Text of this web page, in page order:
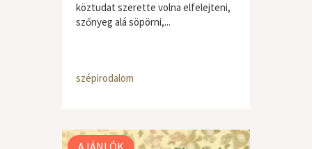
köztudat szerette volna elfelejteni,
szőnyeg alá söpörni,...
szépirodalom
AJÁNLÓK